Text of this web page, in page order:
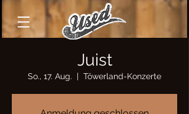
Juist
So., 17. Aug.
  |
Töwerland-Konzerte